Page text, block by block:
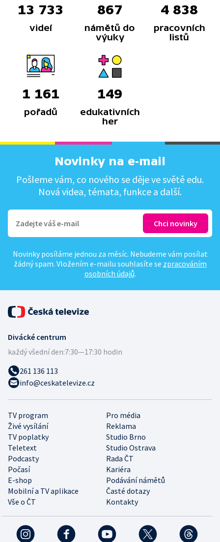
13 733
videí
867
námětů do
výuky
4 838
pracovních
listů
1 161
pořadů
149
edukativních
her
Novinky na e-mail
Pošleme vám, co nového se děje ve světě edu.
Nová videa, témata, funkce a další.
Novinky posíláme jednou za měsíc. Nebudeme vám posílat
žádný spam. Vložením e-mailu souhlasíte se zpracováním
osobních údajů.